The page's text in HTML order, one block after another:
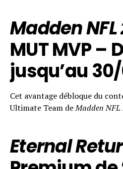
Madden
MUT MVP –
jusqu’au
Cet avantage débloque du
Ultimate Team deMadden NFL
Eternal